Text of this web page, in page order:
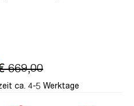
Line Curved | Y-Line | bis zu
mobiles Arbeiten |
|
669,00
ca. 4-5 Werktage